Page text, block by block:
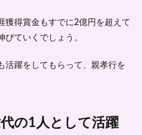
獲得賞金もすでに2億円を超えて
びていくでしょう。
活躍をしてもらって、親孝行を
の1人として活躍